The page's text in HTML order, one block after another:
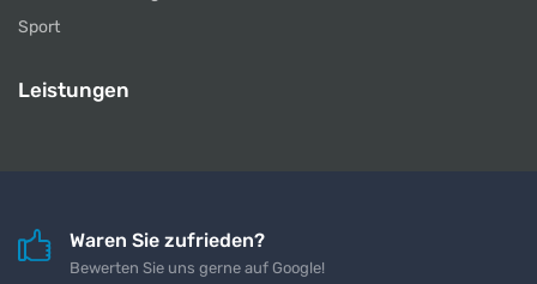
Sport
Leistungen
Waren Sie zufrieden?
Bewerten Sie uns gerne auf Google!